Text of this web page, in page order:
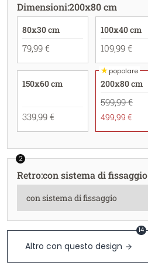
Dimensioni:200x80 cm
80x30 cm
79,99 €
100x40 cm
109,99 €
150x60 cm
339,99 €
★popolare
200x80 cm
599,99 €
499,99 €
2
Retro:con sistema di fissaggio
Altro con questo design
14